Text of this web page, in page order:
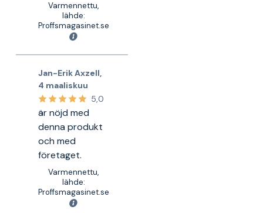
Varmennettu,
lähde:
Proffsmagasinet.se
Jan-Erik Axzell,
4 maaliskuu
5,0
är nöjd med
denna produkt
och med
företaget.
Varmennettu,
lähde:
Proffsmagasinet.se